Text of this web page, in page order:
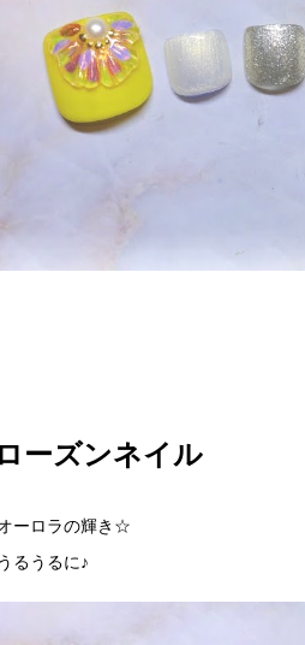
ーズンネイル
ーロラの輝き☆
るうるに♪